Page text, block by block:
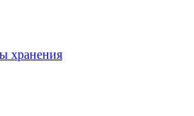
хранения